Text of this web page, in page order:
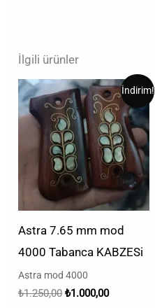
İlgili ürünler
İndirim!
Astra 7.65 mm mod
4000 Tabanca KABZESi
Astra mod 4000
₺1.250,00
Orijinal
fiyat:
₺1.250,00.
₺1.000,00
Şu
andaki
fiyat:
₺1.000,00.